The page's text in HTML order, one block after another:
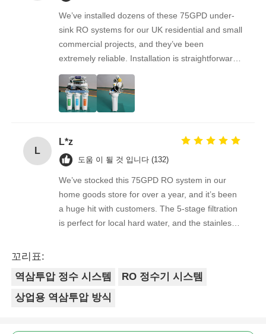
RO 시스템
경수 연화제
워터 필터 카트리지
주거용 RO 멤브레인
물 필터 연결 장치
We’ve installed dozens of these 75GPD under-
sink RO systems for our UK residential and small
commercial projects, and they’ve been
extremely reliable. Installation is straightforward,
the filters are easy to replace, and the water
quality feedback from clients has been
overwhelmingly positive. The supplier is great to
work with — orders arrive on time, packaging is
consistent. As a repeat buyer, we couldn’t be
happier with both the product and the service.
L
L*z
도움 이 될 것 입니다 (132)
We’ve stocked this 75GPD RO system in our
home goods store for over a year, and it’s been
a huge hit with customers. The 5-stage filtration
is perfect for local hard water, and the stainless
complaints from customers, and very few
returns. Great product to carry!
꼬리표:
역삼투압 정수 시스템
RO 정수기 시스템
상업용 역삼투압 방식